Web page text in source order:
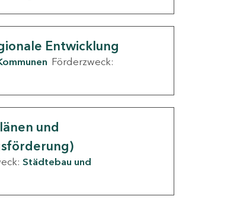
Entwicklung
Förderzweck:
und
Städtebau und